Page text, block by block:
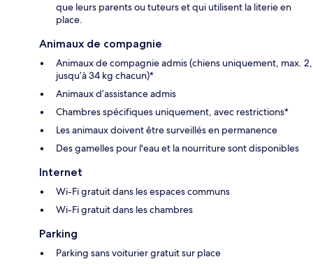
que leurs parents ou tuteurs et qui utilisent la literie en
place.
Animaux de compagnie
Animaux de compagnie admis (chiens uniquement, max. 2,
jusqu’à 34 kg chacun)*
Animaux d’assistance admis
Chambres spécifiques uniquement, avec restrictions*
Les animaux doivent être surveillés en permanence
Des gamelles pour l'eau et la nourriture sont disponibles
Internet
Wi-Fi gratuit dans les espaces communs
Wi-Fi gratuit dans les chambres
Parking
Parking sans voiturier gratuit sur place